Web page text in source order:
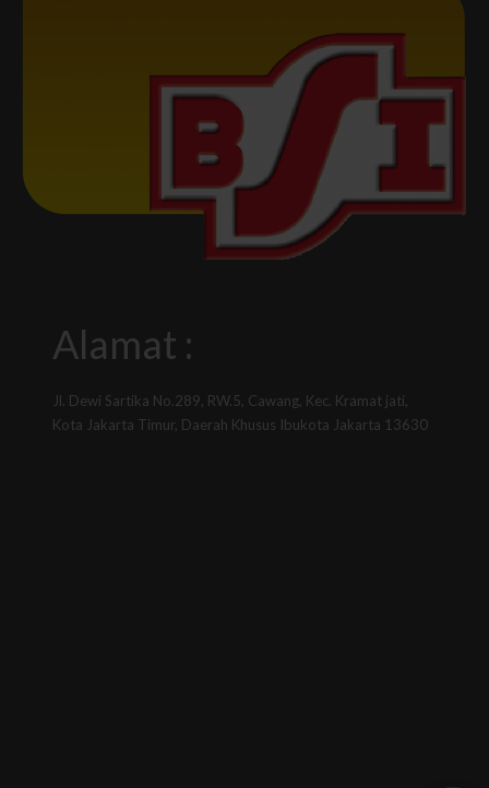
Alamat :
Jl. Dewi Sartika No.289, RW.5, Cawang, Kec. Kramat jati,
Kota Jakarta Timur, Daerah Khusus Ibukota Jakarta 13630